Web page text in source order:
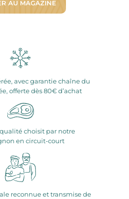
AU MAGAZINE
avec garantie chaîne du
offerte dès 80€ d’achat
choisit par notre
en circuit-court
reconnue et transmise de